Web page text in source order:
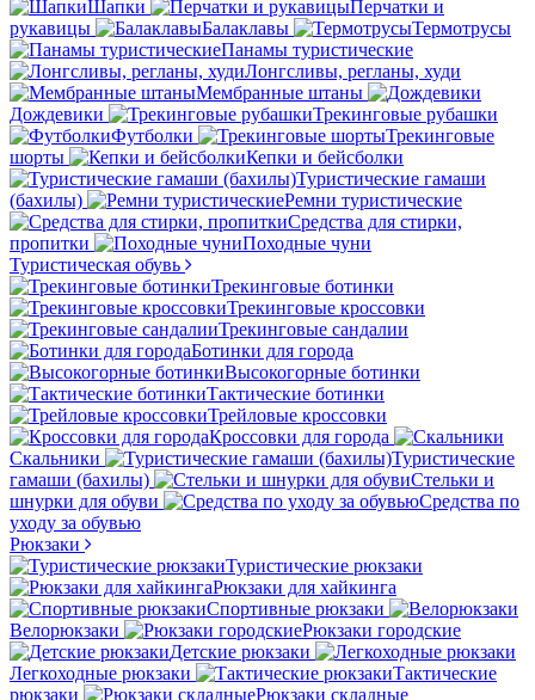
Шапки
Перчатки и
рукавицы
Балаклавы
Термотрусы
Панамы туристические
Лонгсливы, регланы, худи
Мембранные штаны
Дождевики
Трекинговые рубашки
Футболки
Трекинговые
шорты
Кепки и бейсболки
Туристические гамаши
(бахилы)
Ремни туристические
Средства для стирки,
пропитки
Походные чуни
Туристическая обувь
Трекинговые ботинки
Трекинговые кроссовки
Трекинговые сандалии
Ботинки для города
Высокогорные ботинки
Тактические ботинки
Трейловые кроссовки
Кроссовки для города
Скальники
Туристические
гамаши (бахилы)
Стельки и
шнурки для обуви
Средства по
уходу за обувью
Рюкзаки
Туристические рюкзаки
Рюкзаки для хайкинга
Спортивные рюкзаки
Велорюкзаки
Рюкзаки городские
Детские рюкзаки
Легкоходные рюкзаки
Тактические
рюкзаки
Рюкзаки складные